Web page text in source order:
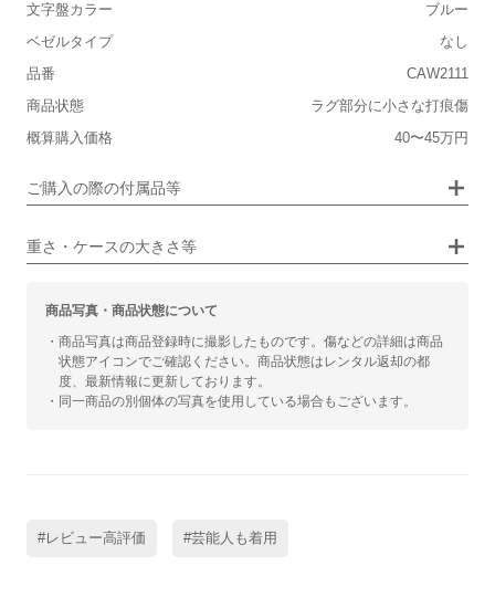
文字盤カラー
ブルー
ベゼルタイプ
なし
品番
CAW2111
商品状態
ラグ部分に小さな打痕傷
概算購入価格
40〜45万円
ご購入の際の付属品等
重さ・ケースの大きさ等
小さい 大きい
■装飾感
カジュアル ビジネス
商品写真・商品状態について
・商品写真は商品登録時に撮影したものです。傷などの詳細は商品
状態アイコンでご確認ください。商品状態はレンタル返却の都
度、最新情報に更新しております。
・同一商品の別個体の写真を使用している場合もございます。
#レビュー高評価 #芸能人も着用